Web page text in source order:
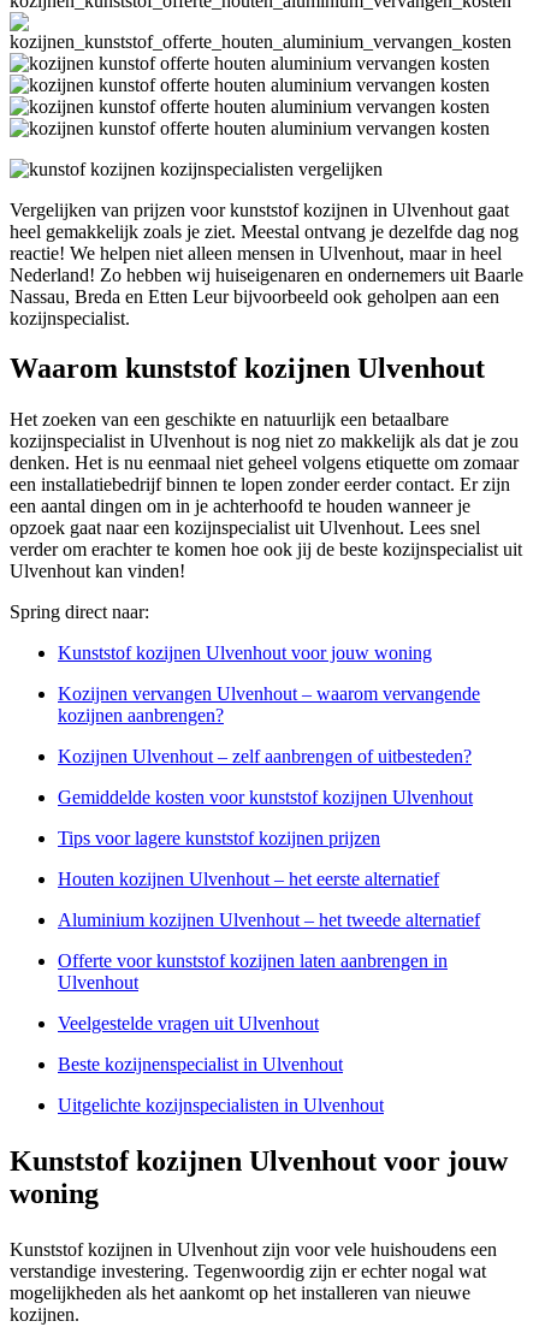
Vergelijken van prijzen voor kunststof kozijnen in Ulvenhout gaat
heel gemakkelijk zoals je ziet. Meestal ontvang je dezelfde dag nog
reactie! We helpen niet alleen mensen in Ulvenhout, maar in heel
Nederland! Zo hebben wij huiseigenaren en ondernemers uit Baarle
Nassau, Breda en Etten Leur bijvoorbeeld ook geholpen aan een
kozijnspecialist.
Waarom kunststof kozijnen Ulvenhout
Het zoeken van een geschikte en natuurlijk een betaalbare
kozijnspecialist in Ulvenhout is nog niet zo makkelijk als dat je zou
denken. Het is nu eenmaal niet geheel volgens etiquette om zomaar
een installatiebedrijf binnen te lopen zonder eerder contact. Er zijn
een aantal dingen om in je achterhoofd te houden wanneer je
opzoek gaat naar een kozijnspecialist uit Ulvenhout. Lees snel
verder om erachter te komen hoe ook jij de beste kozijnspecialist uit
Ulvenhout kan vinden!
Spring direct naar:
Kunststof kozijnen Ulvenhout voor jouw woning
Kozijnen vervangen Ulvenhout – waarom vervangende
kozijnen aanbrengen?
Kozijnen Ulvenhout – zelf aanbrengen of uitbesteden?
Gemiddelde kosten voor kunststof kozijnen Ulvenhout
Tips voor lagere kunststof kozijnen prijzen
Houten kozijnen Ulvenhout – het eerste alternatief
Aluminium kozijnen Ulvenhout – het tweede alternatief
Offerte voor kunststof kozijnen laten aanbrengen in
Ulvenhout
Veelgestelde vragen uit Ulvenhout
Beste kozijnenspecialist in Ulvenhout
Uitgelichte kozijnspecialisten in Ulvenhout
Kunststof kozijnen Ulvenhout voor jouw
woning
Kunststof kozijnen in Ulvenhout zijn voor vele huishoudens een
verstandige investering. Tegenwoordig zijn er echter nogal wat
mogelijkheden als het aankomt op het installeren van nieuwe
kozijnen.